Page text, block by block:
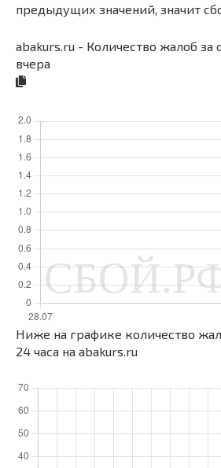
предыдущих значений, значит
abakurs.ru - Количество жалоб за
вчера
Ниже на графике количество
24 часа на abakurs.ru